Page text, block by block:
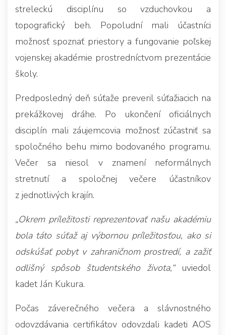
streleckú disciplínu so vzduchovkou a
topografický beh. Popoludní mali účastníci
možnosť spoznať priestory a fungovanie poľskej
vojenskej akadémie prostredníctvom prezentácie
školy.
Predposledný deň súťaže preveril súťažiacich na
prekážkovej dráhe. Po ukončení oficiálnych
disciplín mali záujemcovia možnosť zúčastniť sa
spoločného behu mimo bodovaného programu.
Večer sa niesol v znamení neformálnych
stretnutí a spoločnej večere účastníkov
z jednotlivých krajín.
„Okrem príležitosti reprezentovať našu akadémiu
bola táto súťaž aj výbornou príležitosťou, ako si
odskúšať pobyt v zahraničnom prostredí, a zažiť
odlišný spôsob študentského života,“uviedol
kadet Ján Kukura.
Počas záverečného večera a slávnostného
odovzdávania certifikátov odovzdali kadeti AOS